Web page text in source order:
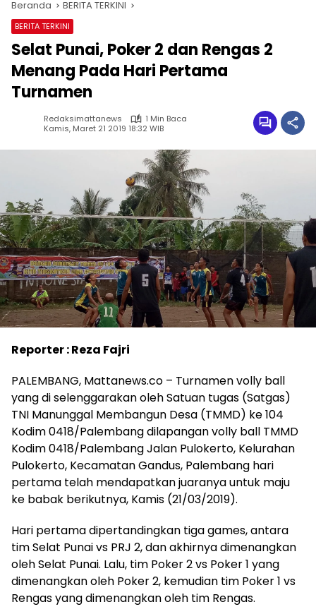
Beranda BERITA TERKINI
BERITA TERKINI
Selat Punai, Poker 2 dan Rengas 2
Menang Pada Hari Pertama
Turnamen
Redaksimattanews
1 Min Baca
Kamis, Maret 21 2019 18:32 WIB
Reporter : Reza Fajri
PALEMBANG, Mattanews.co – Turnamen volly ball
yang di selenggarakan oleh Satuan tugas (Satgas)
TNI Manunggal Membangun Desa (TMMD) ke 104
Kodim 0418/Palembang dilapangan volly ball TMMD
Kodim 0418/Palembang Jalan Pulokerto, Kelurahan
Pulokerto, Kecamatan Gandus, Palembang hari
pertama telah mendapatkan juaranya untuk maju
ke babak berikutnya, Kamis (21/03/2019).
Hari pertama dipertandingkan tiga games, antara
tim Selat Punai vs PRJ 2, dan akhirnya dimenangkan
oleh Selat Punai. Lalu, tim Poker 2 vs Poker 1 yang
dimenangkan oleh Poker 2, kemudian tim Poker 1 vs
Rengas yang dimenangkan oleh tim Rengas.